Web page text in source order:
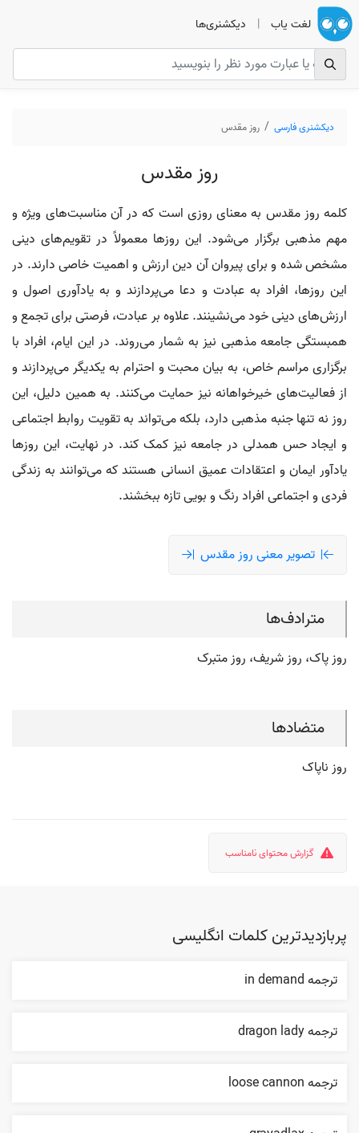
لغت یاب | دیکشنری‌ها
دیکشنری فارسی روز مقدس
روز مقدس
کلمه روز مقدس به معنای روزی است که در آن مناسبت‌های ویژه و
مهم مذهبی برگزار می‌شود. این روزها معمولاً در تقویم‌های دینی
مشخص شده و برای پیروان آن دین ارزش و اهمیت خاصی دارند. در
این روزها، افراد به عبادت و دعا می‌پردازند و به یادآوری اصول و
ارزش‌های دینی خود می‌نشینند. علاوه بر عبادت، فرصتی برای تجمع و
همبستگی جامعه مذهبی نیز به شمار می‌روند. در این ایام، افراد با
برگزاری مراسم خاص، به بیان محبت و احترام به یکدیگر می‌پردازند و
از فعالیت‌های خیرخواهانه نیز حمایت می‌کنند. به همین دلیل، این
روز نه تنها جنبه مذهبی دارد، بلکه می‌تواند به تقویت روابط اجتماعی
و ایجاد حس همدلی در جامعه نیز کمک کند. در نهایت، این روزها
یادآور ایمان و اعتقادات عمیق انسانی هستند که می‌توانند به زندگی
فردی و اجتماعی افراد رنگ و بویی تازه ببخشند.
تصویر معنی روز مقدس
مترادف‌ها
روز پاک، روز شریف، روز متبرک
متضادها
روز ناپاک
گزارش محتوای نامناسب
پربازدیدترین کلمات انگلیسی
ترجمه in demand
ترجمه dragon lady
ترجمه loose cannon